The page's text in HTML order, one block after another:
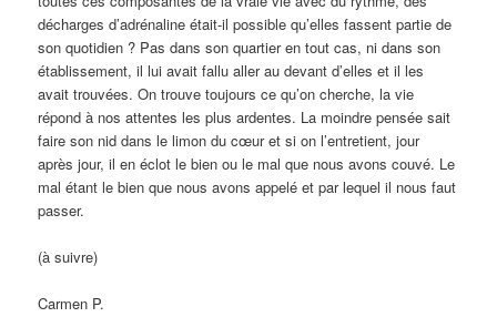
décharges d’adrénaline était-il possible qu’elles fassent partie de
son quotidien ? Pas dans son quartier en tout cas, ni dans son
établissement, il lui avait fallu aller au devant d’elles et il les
avait trouvées. On trouve toujours ce qu’on cherche, la vie
répond à nos attentes les plus ardentes. La moindre pensée sait
faire son nid dans le limon du cœur et si on l’entretient, jour
après jour, il en éclot le bien ou le mal que nous avons couvé. Le
mal étant le bien que nous avons appelé et par lequel il nous faut
passer.
(à suivre)
Carmen P.